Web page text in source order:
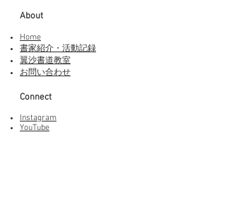
About
Home
書家紹介・活動記録
​翼沙書道教室
お問い合わせ
Connect
Instagram
YouTube